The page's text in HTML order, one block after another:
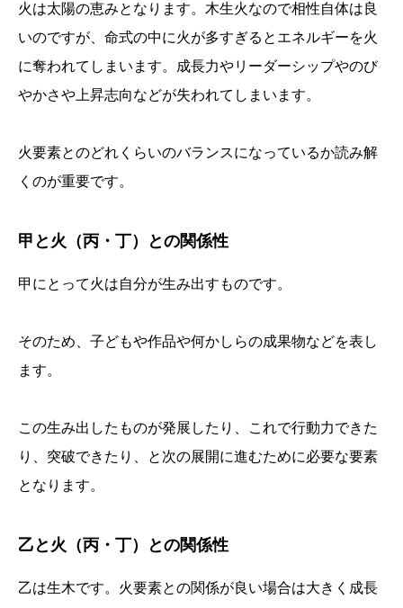
火は太陽の恵みとなります。木生火なので相性自体は良
いのですが、命式の中に火が多すぎるとエネルギーを火
に奪われてしまいます。成長力やリーダーシップやのび
やかさや上昇志向などが失われてしまいます。
火要素とのどれくらいのバランスになっているか読み解
くのが重要です。
甲と火（丙・丁）との関係性
甲にとって火は自分が生み出すものです。
そのため、子どもや作品や何かしらの成果物などを表し
ます。
この生み出したものが発展したり、これで行動力できた
り、突破できたり、と次の展開に進むために必要な要素
となります。
乙と火（丙・丁）との関係性
乙は生木です。火要素との関係が良い場合は大きく成長
誕生日ランキング 金運神社 金運財布 姓名判断